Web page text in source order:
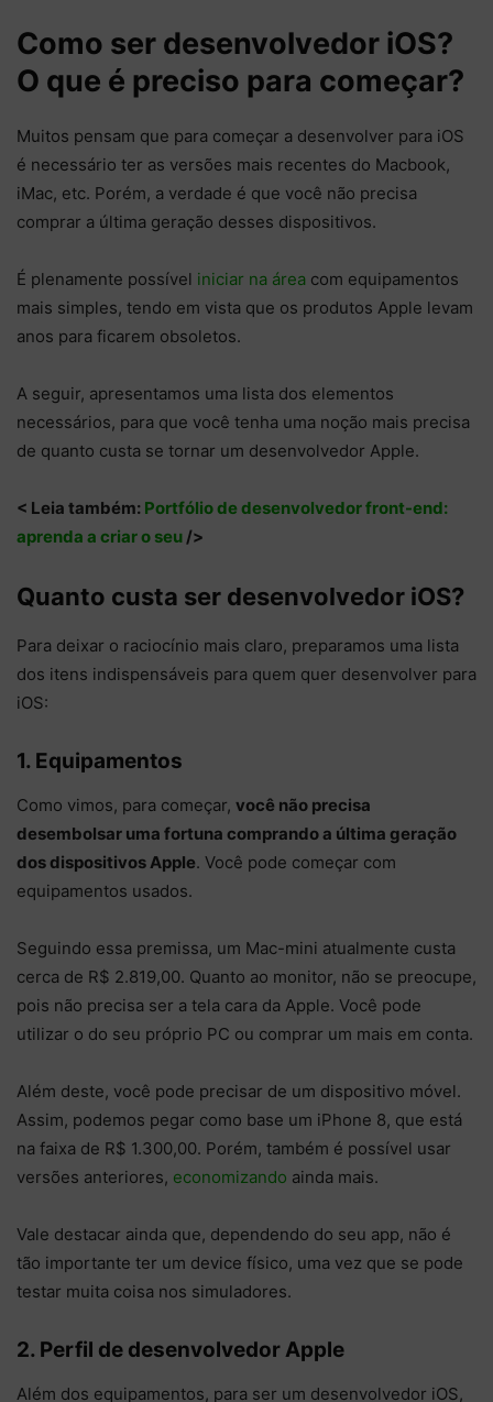
Como ser desenvolvedor iOS?
O que é preciso para começar?
Muitos pensam que para começar a desenvolver para iOS
é necessário ter as versões mais recentes do Macbook,
iMac, etc. Porém, a verdade é que você não precisa
comprar a última geração desses dispositivos.
É plenamente possível iniciar na área com equipamentos
mais simples, tendo em vista que os produtos Apple levam
anos para ficarem obsoletos.
A seguir, apresentamos uma lista dos elementos
necessários, para que você tenha uma noção mais precisa
de quanto custa se tornar um desenvolvedor Apple.
< Leia também: Portfólio de desenvolvedor front-end:
aprenda a criar o seu />
Quanto custa ser desenvolvedor iOS?
Para deixar o raciocínio mais claro, preparamos uma lista
dos itens indispensáveis para quem quer desenvolver para
iOS:
1. Equipamentos
Como vimos, para começar, você não precisa
desembolsar uma fortuna comprando a última geração
dos dispositivos Apple. Você pode começar com
equipamentos usados.
Seguindo essa premissa, um Mac-mini atualmente custa
cerca de R$ 2.819,00. Quanto ao monitor, não se preocupe,
pois não precisa ser a tela cara da Apple. Você pode
utilizar o do seu próprio PC ou comprar um mais em conta.
Além deste, você pode precisar de um dispositivo móvel.
Assim, podemos pegar como base um iPhone 8, que está
na faixa de R$ 1.300,00. Porém, também é possível usar
versões anteriores, economizando ainda mais.
Vale destacar ainda que, dependendo do seu app, não é
tão importante ter um device físico, uma vez que se pode
testar muita coisa nos simuladores.
2. Perfil de desenvolvedor Apple
Além dos equipamentos, para ser um desenvolvedor iOS,